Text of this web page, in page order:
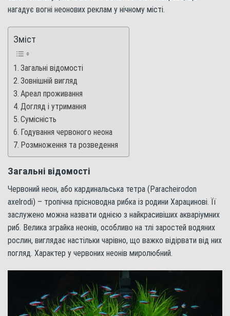
нагадує вогні неонових реклам у нічному місті.
Зміст
Загальні відомості
Зовнішній вигляд
Ареал проживання
Догляд і утримання
Сумісність
Годування червоного неона
Розмноження та розведення
Загальні відомості
Червоний неон, або кардинальська тетра (Paracheirodon
axelrodi) – тропічна прісноводна рибка із родини Харацинові. Її
заслужено можна назвати однією з найкрасивіших акваріумних
риб. Велика зграйка неонів, особливо на тлі заростей водяних
рослин, виглядає настільки чарівно, що важко відірвати від них
погляд. Характер у червоних неонів миролюбний.